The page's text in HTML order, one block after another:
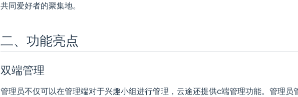
共同爱好者的聚集地。
二、功能亮点
双端管理
管理员不仅可以在管理端对于兴趣小组进行管理，云途还提供c端管理功能。管理员